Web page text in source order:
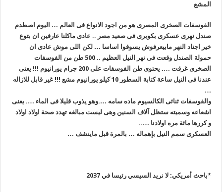
المشع
الفوسفات الصخرى المصرى هو من اجود الانواع فى العالم … اليوم اصطدم
صندل نهرى عسكرى بكوبرى فى صعيد مصر .. عادى ماكلنا عارفين ان بتوع
خير اجناد النهر مابيعرفوش يسوقوا اساسا … لكن اللى موش عادى ان
حمولة الصندل وقعت فى نهر النيل العظيم .. 500 طن من الفوسفات
الصخرى غرقت …. يحتوى طن الفوسفات على 200 جرام يورانيوم !!! يعنى
عندنا فى النيل ساعة كتابة السطور10 كيلو يورانيوم مشع !!! غير قابل للازاله
…
والفوسفات ثنائى الكالسيوم ماده سامه ….وهو يذوب قليلا فى الماء …. يعنى
اشعاعه وسميته ستظل آلاف السنين وهى ليست مبالغه تهدد صحة اولاد اولاد
و كررها مائة مره اولادنا …..
العسكرى سمم النيل بإهماله … بالمرة قبل ماينشف …
*باحث أمريكي: لا نريد السيسي رئيسا في 2037